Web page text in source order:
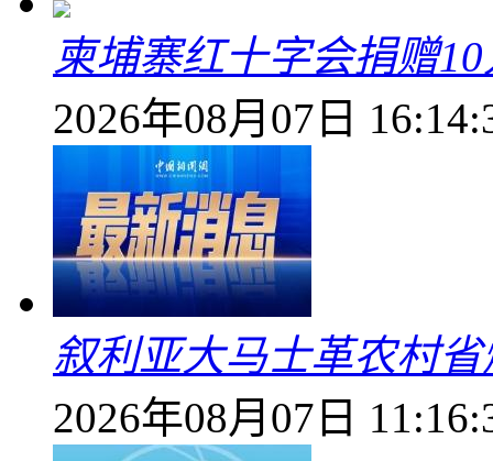
柬埔寨红十字会捐赠
2026年08月07日
叙利亚大马士革农村
2026年08月07日